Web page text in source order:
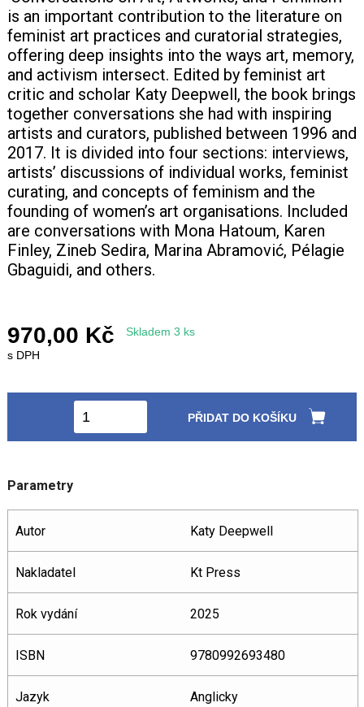
+420 771 147 600
info@pagefive.com
Přihlásit se
is an important contribution to the literature on
feminist art practices and curatorial strategies,
offering deep insights into the ways art, memory,
and activism intersect. Edited by feminist art
critic and scholar Katy Deepwell, the book brings
together conversations she had with inspiring
artists and curators, published between 1996 and
2017. It is divided into four sections: interviews,
artists’ discussions of individual works, feminist
curating, and concepts of feminism and the
founding of women’s art organisations. Included
are conversations with Mona Hatoum, Karen
Finley, Zineb Sedira, Marina Abramović, Pélagie
Gbaguidi, and others.
970,00 Kč
Skladem 3 ks
s DPH
PŘIDAT DO KOŠÍKU
Parametry
Autor Katy Deepwell
Nakladatel Kt Press
Rok vydání 2025
ISBN 9780992693480
Jazyk Anglicky